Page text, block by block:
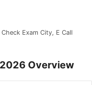
Exam City, E Call
2026 Overview